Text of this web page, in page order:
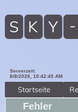
Serverzeit:
8/8/2026, 10:42:47 AM
Fehler